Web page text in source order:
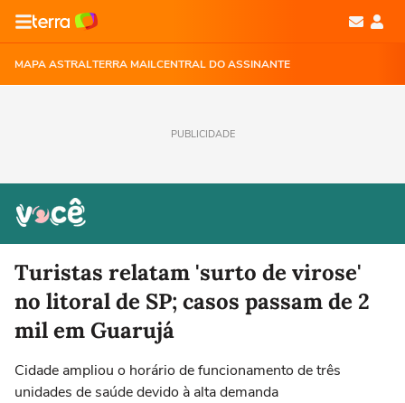
MAPA ASTRALTERRA MAILCENTRAL DO ASSINANTE
PUBLICIDADE
Turistas relatam 'surto de virose'
no litoral de SP; casos passam de 2
mil em Guarujá
Cidade ampliou o horário de funcionamento de três
unidades de saúde devido à alta demanda